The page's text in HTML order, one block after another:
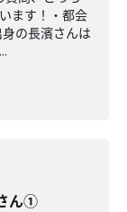
ます！・都会
の長濱さんは
ん①